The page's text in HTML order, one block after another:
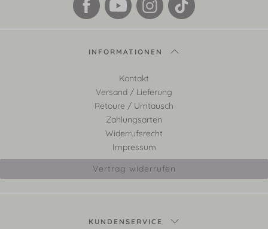
INFORMATIONEN
Kontakt
Versand / Lieferung
Retoure / Umtausch
Zahlungsarten
Widerrufsrecht
Impressum
Vertrag widerrufen
KUNDENSERVICE